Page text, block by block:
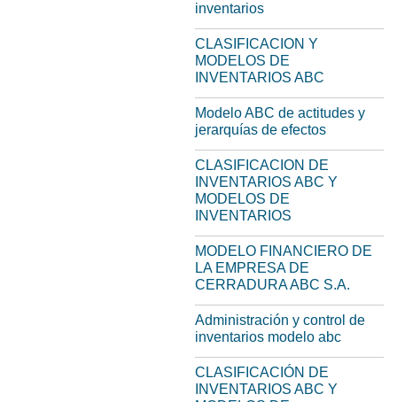
inventarios
CLASIFICACION Y
MODELOS DE
INVENTARIOS ABC
Modelo ABC de actitudes y
jerarquías de efectos
CLASIFICACION DE
INVENTARIOS ABC Y
MODELOS DE
INVENTARIOS
MODELO FINANCIERO DE
LA EMPRESA DE
CERRADURA ABC S.A.
Administración y control de
inventarios modelo abc
CLASIFICACIÓN DE
INVENTARIOS ABC Y